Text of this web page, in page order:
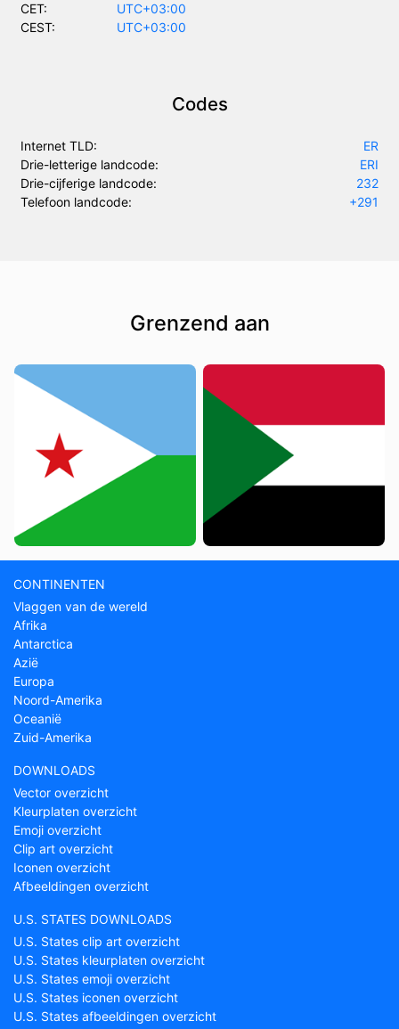
CET:
UTC+03:00
CEST:
UTC+03:00
Codes
Internet TLD:
ER
Drie-letterige landcode:
ERI
Drie-cijferige landcode:
232
Telefoon landcode:
+291
Grenzend aan
CONTINENTEN
Vlaggen van de wereld
Afrika
Antarctica
Azië
Europa
Noord-Amerika
Oceanië
Zuid-Amerika
DOWNLOADS
Vector overzicht
Kleurplaten overzicht
Emoji overzicht
Clip art overzicht
Iconen overzicht
Afbeeldingen overzicht
U.S. STATES DOWNLOADS
U.S. States clip art overzicht
U.S. States kleurplaten overzicht
U.S. States emoji overzicht
U.S. States iconen overzicht
U.S. States afbeeldingen overzicht